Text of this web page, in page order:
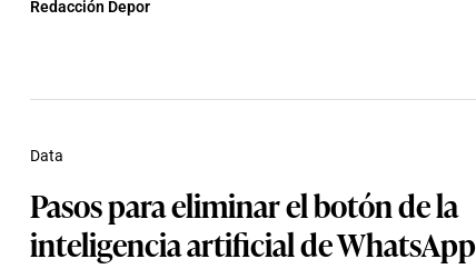
Redacción Depor
Pasos para eliminar el botón de la
inteligencia artificial de WhatsApp
Data